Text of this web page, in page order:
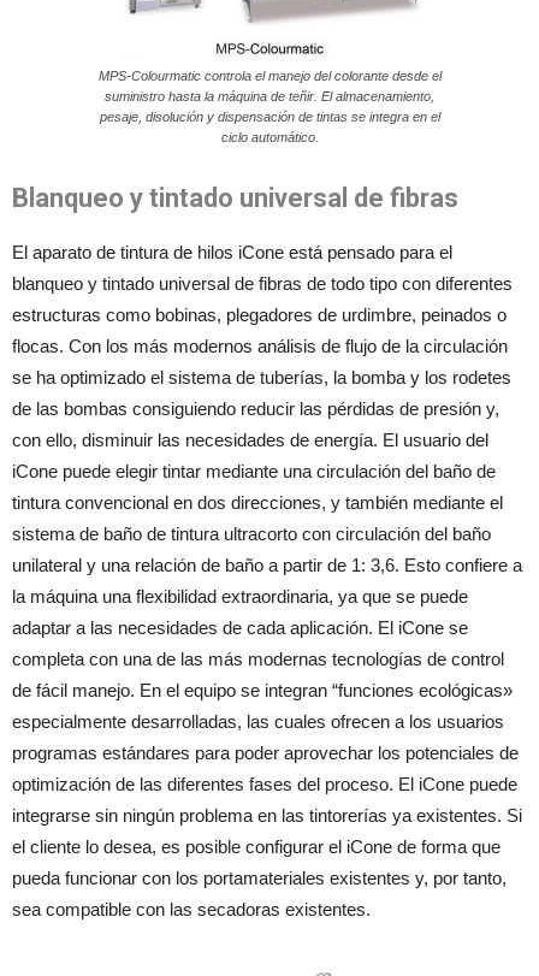
MPS-Colourmatic controla el manejo del colorante desde el
suministro hasta la máquina de teñir. El almacenamiento,
pesaje, disolución y dispensación de tintas se integra en el
ciclo automático.
Blanqueo y tintado universal de fibras
El aparato de tintura de hilos iCone está pensado para el
blanqueo y tintado universal de fibras de todo tipo con diferentes
estructuras como bobinas, plegadores de urdimbre, peinados o
flocas. Con los más modernos análisis de flujo de la circulación
se ha optimizado el sistema de tuberías, la bomba y los rodetes
de las bombas consiguiendo reducir las pérdidas de presión y,
con ello, disminuir las necesidades de energía. El usuario del
iCone puede elegir tintar mediante una circulación del baño de
tintura convencional en dos direcciones, y también mediante el
sistema de baño de tintura ultracorto con circulación del baño
unilateral y una relación de baño a partir de 1: 3,6. Esto confiere a
la máquina una flexibilidad extraordinaria, ya que se puede
adaptar a las necesidades de cada aplicación. El iCone se
completa con una de las más modernas tecnologías de control
de fácil manejo. En el equipo se integran “funciones ecológicas»
especialmente desarrolladas, las cuales ofrecen a los usuarios
programas estándares para poder aprovechar los potenciales de
optimización de las diferentes fases del proceso. El iCone puede
integrarse sin ningún problema en las tintorerías ya existentes. Si
el cliente lo desea, es posible configurar el iCone de forma que
pueda funcionar con los portamateriales existentes y, por tanto,
sea compatible con las secadoras existentes.